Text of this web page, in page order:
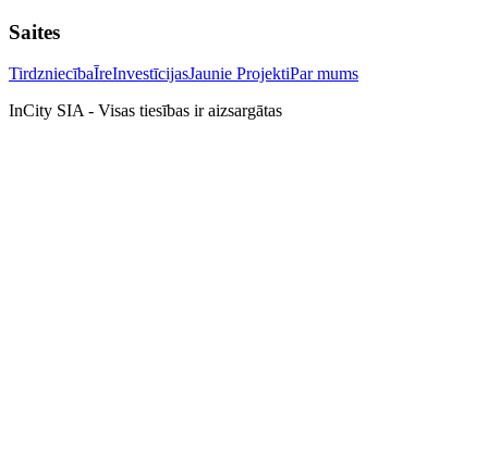
Saites
TirdzniecībaĪreInvestīcijasJaunie ProjektiPar mums
InCity SIA - Visas tiesības ir aizsargātas